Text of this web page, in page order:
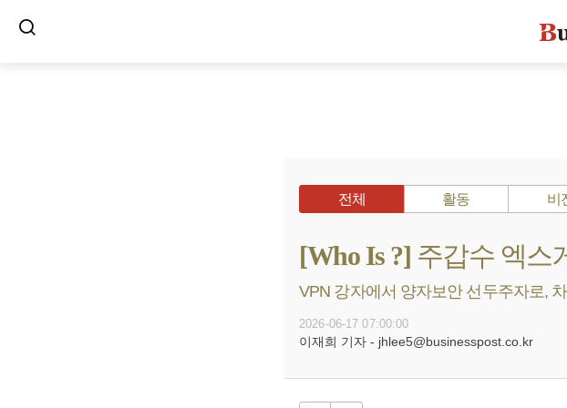
전체 활동 비
[Who Is ?] 주갑수 엑스
VPN 강자에서 양자보안 선두주자로,
2026-06-17 07:00:00
이재희 기자 - jhlee5@businesspost.co.kr